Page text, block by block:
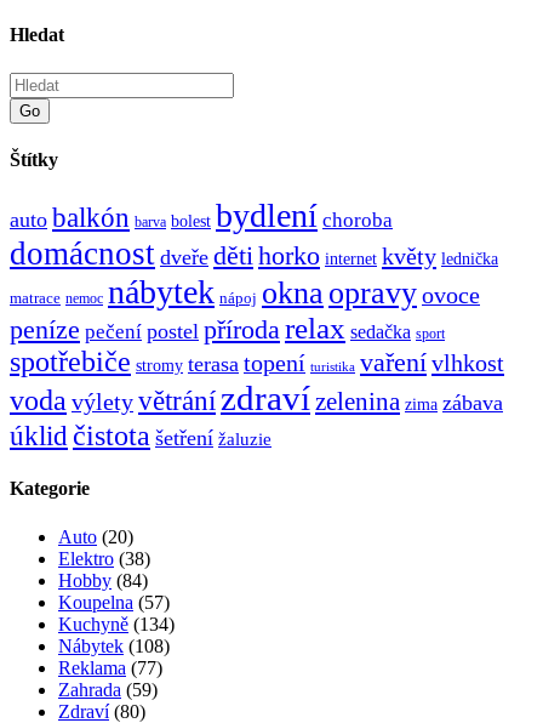
Hledat
Go
Štítky
auto balkón barva bolest bydlení choroba
domácnost dveře dětihorko internet květy lednička
matrace nemoc nábytek nápoj oknaopravyovoce
peníze pečení postel přírodarelax sedačka sport
spotřebiče stromy terasa topení turistika vařenívlhkost
voda výletyvětránízdravízelenina zima zábava
úklid čistota šetření žaluzie
Kategorie
Auto (20)
Elektro (38)
Hobby (84)
Koupelna (57)
Kuchyně (134)
Nábytek (108)
Reklama (77)
Zahrada (59)
Zdraví(80)